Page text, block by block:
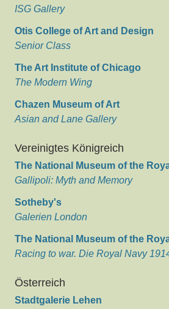
ISG Gallery
Otis College of Art and Design
Senior Class
The Art Institute of Chicago
The Modern Wing
Chazen Museum of Art
Asian and Lane Gallery
Vereinigtes Königreich
The National Museum of the
Gallipoli: Myth and Memory
Sotheby's
Galerien London
The National Museum of the
Racing to war. Die Royal Navy
Österreich
Stadtgalerie Lehen